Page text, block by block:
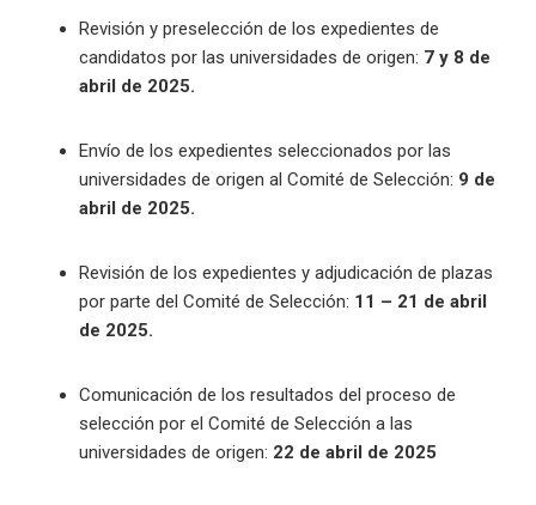
Revisión y preselección de los expedientes de
candidatos por las universidades de origen: 7 y 8 de
abril de 2025.
Envío de los expedientes seleccionados por las
universidades de origen al Comité de Selección: 9 de
abril de 2025.
Revisión de los expedientes y adjudicación de plazas
por parte del Comité de Selección: 11 – 21 de abril
de 2025.
Comunicación de los resultados del proceso de
selección por el Comité de Selección a las
universidades de origen: 22 de abril de 2025